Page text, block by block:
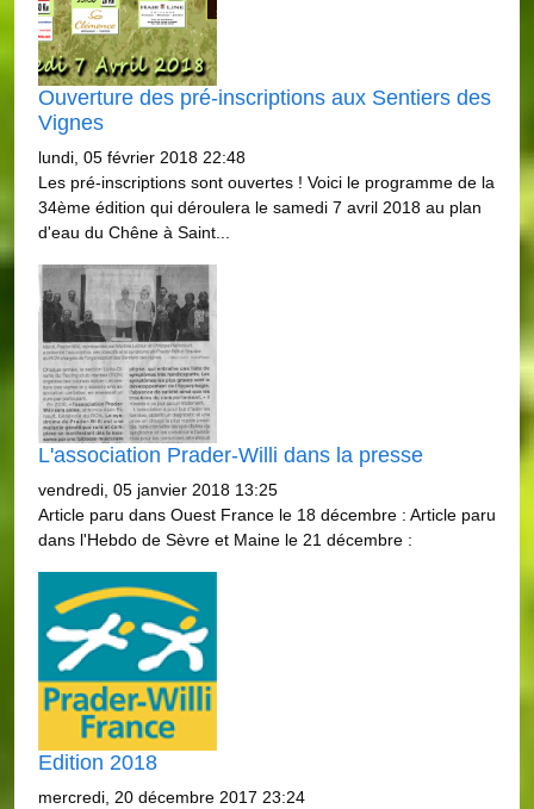
Ouverture des pré-inscriptions aux Sentiers des
Vignes
lundi, 05 février 2018 22:48
Les pré-inscriptions sont ouvertes ! Voici le programme de la
34ème édition qui déroulera le samedi 7 avril 2018 au plan
d'eau du Chêne à Saint...
L'association Prader-Willi dans la presse
vendredi, 05 janvier 2018 13:25
Article paru dans Ouest France le 18 décembre : Article paru
dans l'Hebdo de Sèvre et Maine le 21 décembre :
Edition 2018
mercredi, 20 décembre 2017 23:24